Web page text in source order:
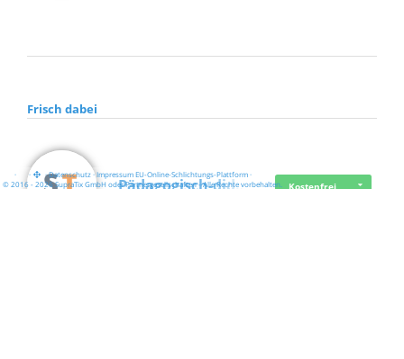
Frisch dabei
Pädagogisch-did… Kostenfrei
· · ·Datenschutz·Impressum EU-Online-Schlichtungs-Plattform·
© 2016 - 2026 SupraTix GmbH oder Partnergesellschaften - Alle Rechte vorbehalten.